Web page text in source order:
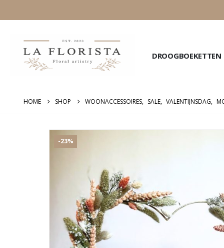
DROOGBOEKETTEN
HOME SHOP WOONACCESSOIRES, SALE, VALENTIJNSDAG,
-23%